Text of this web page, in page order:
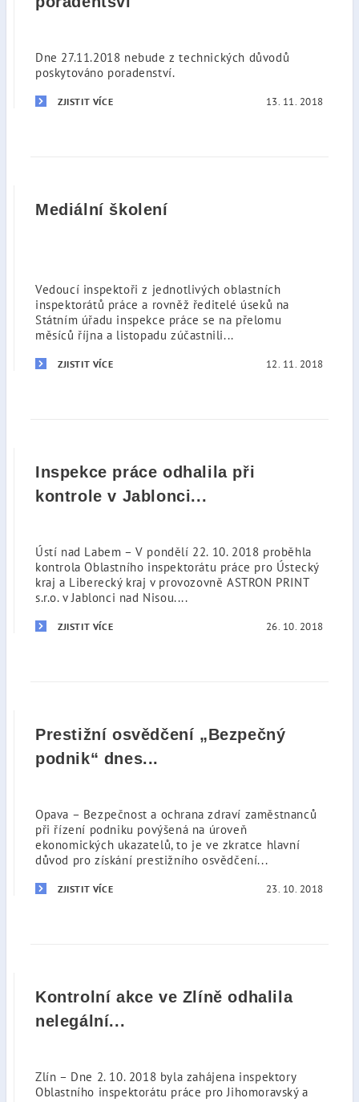
Dne 27.11.2018 nebude z technických důvodů
poskytováno poradenství.
ZJISTIT VÍCE 13. 11. 2018
Mediální školení
Vedoucí inspektoři z jednotlivých oblastních
inspektorátů práce a rovněž ředitelé úseků na
Státním úřadu inspekce práce se na přelomu
měsíců října a listopadu zúčastnili...
ZJISTIT VÍCE 12. 11. 2018
Inspekce práce odhalila při
kontrole v Jablonci...
Ústí nad Labem – V pondělí 22. 10. 2018 proběhla
kontrola Oblastního inspektorátu práce pro Ústecký
kraj a Liberecký kraj v provozovně ASTRON PRINT
s.r.o. v Jablonci nad Nisou....
ZJISTIT VÍCE 26. 10. 2018
Prestižní osvědčení „Bezpečný
podnik“ dnes...
Opava – Bezpečnost a ochrana zdraví zaměstnanců
při řízení podniku povýšená na úroveň
ekonomických ukazatelů, to je ve zkratce hlavní
důvod pro získání prestižního osvědčení...
ZJISTIT VÍCE 23. 10. 2018
Kontrolní akce ve Zlíně odhalila
nelegální...
Zlín – Dne 2. 10. 2018 byla zahájena inspektory
Oblastního inspektorátu práce pro Jihomoravský a